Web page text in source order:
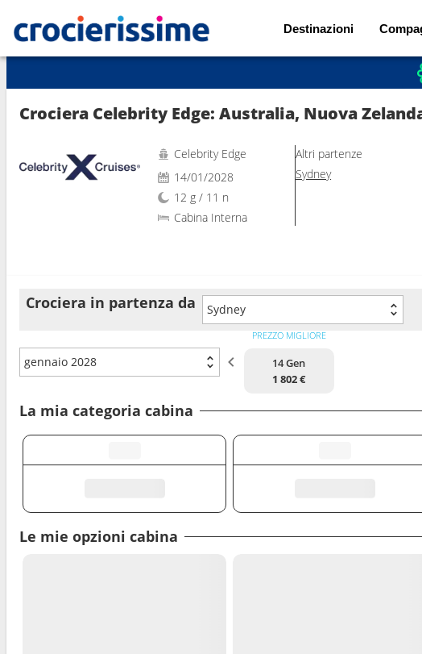
Destinazioni
Mostra le altre 432 foto
Crociera Celebrity Edge: Australia, Nuova
Celebrity Edge
14/01/2028
12 g / 11 n
Cabina Interna
Altri partenze
Sydney
Crociera in partenza da Sydney
gennaio 2028
PREZZO MIGLIORE
14 Gen
1 802 €
La mia categoria cabina
Le mie opzioni cabina